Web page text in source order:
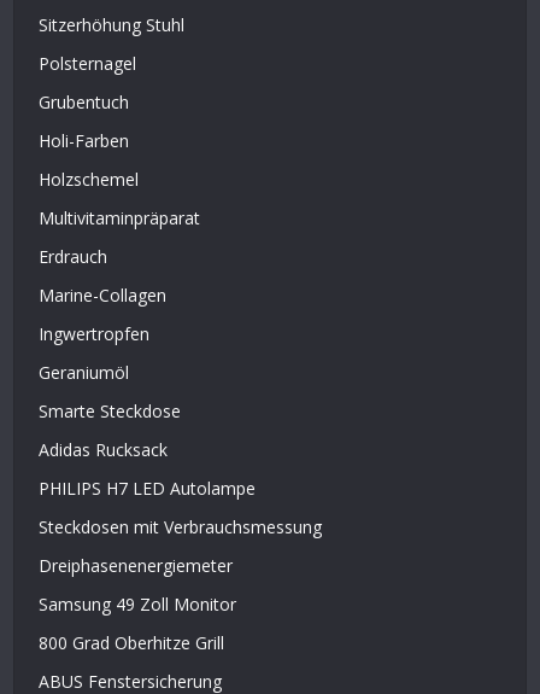
Sitzerhöhung Stuhl
Polsternagel
Grubentuch
Holi-Farben
Holzschemel
Multivitaminpräparat
Erdrauch
Marine-Collagen
Ingwertropfen
Geraniumöl
Smarte Steckdose
Adidas Rucksack
PHILIPS H7 LED Autolampe
Steckdosen mit Verbrauchsmessung
Dreiphasenenergiemeter
Samsung 49 Zoll Monitor
800 Grad Oberhitze Grill
ABUS Fenstersicherung